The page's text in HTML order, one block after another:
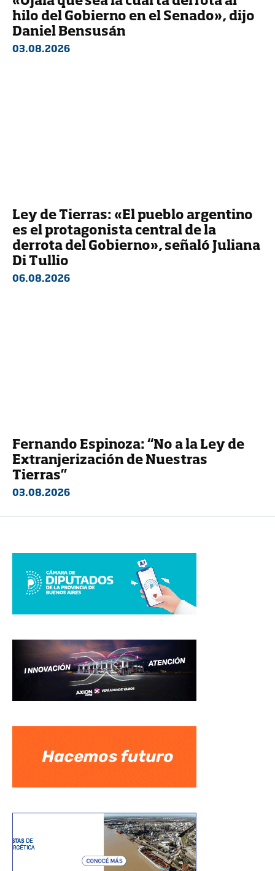
hilo del Gobierno en el Senado», dijo
Daniel Bensusán
03.08.2026
Ley de Tierras: «El pueblo argentino
es el protagonista central de la
derrota del Gobierno», señaló Juliana
Di Tullio
06.08.2026
Fernando Espinoza: “No a la Ley de
Extranjerización de Nuestras
Tierras”
03.08.2026